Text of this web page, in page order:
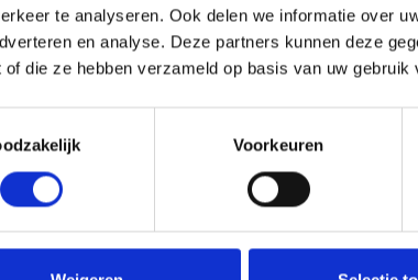
te analyseren. Ook delen we informatie over
en analyse. Deze partners kunnen deze
of die ze hebben verzameld op basis van uw gebruik
Voorkeuren